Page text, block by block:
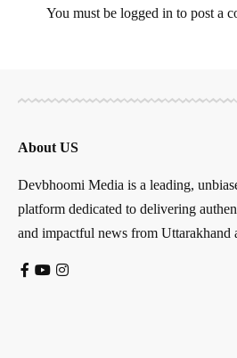
You must be logged in to post a
About US
Devbhoomi Media is a leading,
platform dedicated to delivering
and impactful news from Uttarakhand